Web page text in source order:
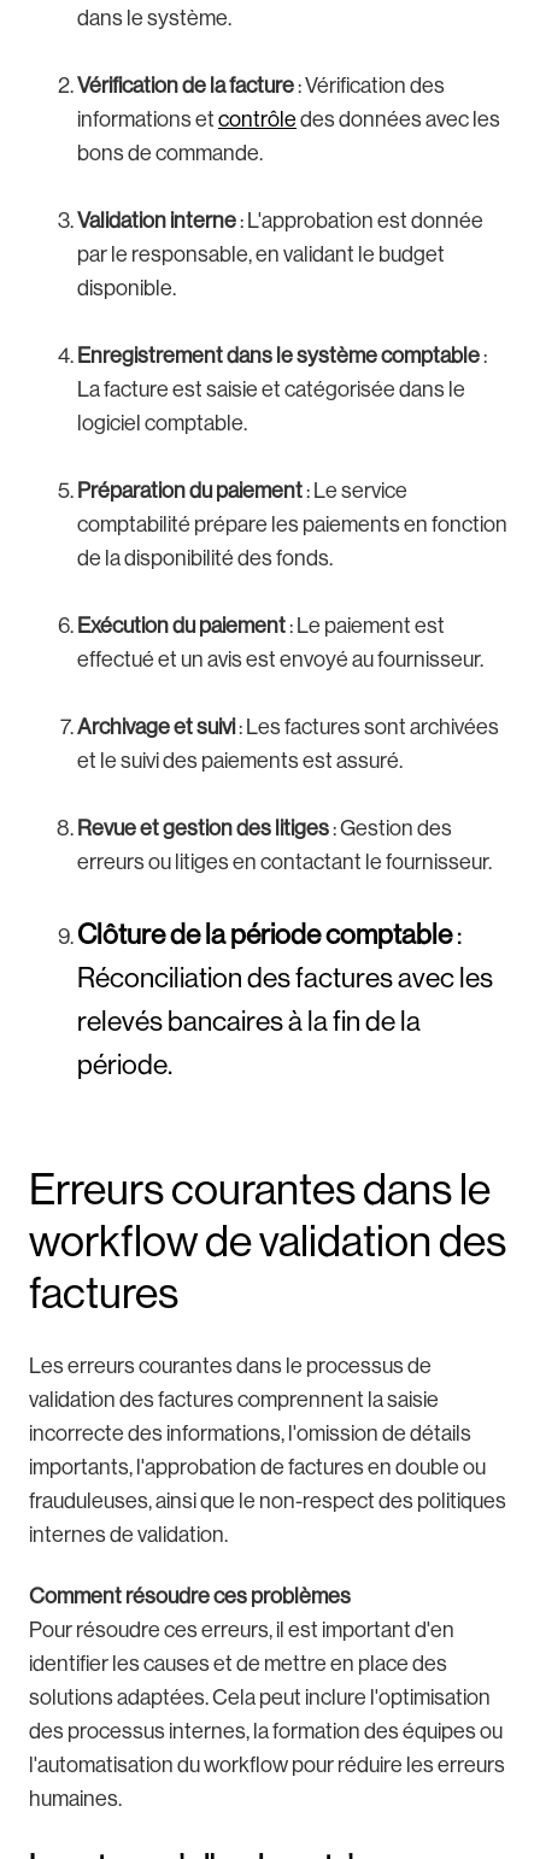
dans le système.
Vérification de la facture: Vérification des
informations et contrôle des données avec les
bons de commande.
Validation interne: L'approbation est donnée
par le responsable, en validant le budget
disponible.
Enregistrement dans le système comptable:
La facture est saisie et catégorisée dans le
logiciel comptable.
Préparation du paiement: Le service
comptabilité prépare les paiements en fonction
de la disponibilité des fonds.
Exécution du paiement: Le paiement est
effectué et un avis est envoyé au fournisseur.
Archivage et suivi: Les factures sont archivées
et le suivi des paiements est assuré.
Revue et gestion des litiges: Gestion des
erreurs ou litiges en contactant le fournisseur.
Clôture de la période comptable:
Réconciliation des factures avec les
relevés bancaires à la fin de la
période.
Erreurs courantes dans le
workflow de validation des
factures
Les erreurs courantes dans le processus de
validation des factures comprennent la saisie
incorrecte des informations, l'omission de détails
importants, l'approbation de factures en double ou
frauduleuses, ainsi que le non-respect des politiques
internes de validation.
Comment résoudre ces problèmes
Pour résoudre ces erreurs, il est important d'en
identifier les causes et de mettre en place des
solutions adaptées. Cela peut inclure l'optimisation
des processus internes, la formation des équipes ou
l'automatisation du workflow pour réduire les erreurs
humaines.